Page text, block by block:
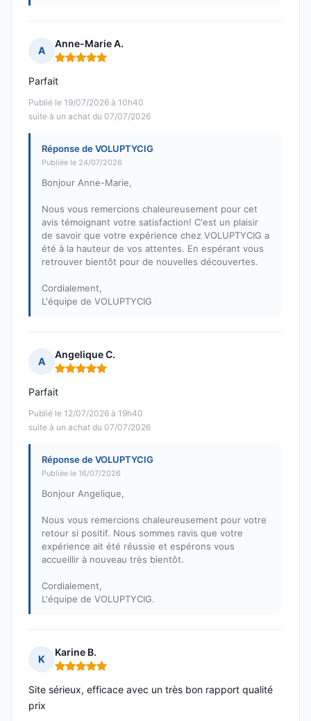
A
Anne-Marie A.
Note : 5 sur 5
Publié le 19/07/2026 à 10h40
suite à un achat du 07/07/2026
Parfait
Réponse de VOLUPTYCIG
Publiée le 24/07/2026
Bonjour Anne-Marie,
Nous vous remercions chaleureusement pour cet
avis témoignant votre satisfaction! C'est un plaisir
de savoir que votre expérience chez VOLUPTYCIG a
été à la hauteur de vos attentes. En espérant vous
retrouver bientôt pour de nouvelles découvertes.
Cordialement,
L'équipe de VOLUPTYCIG
A
Angelique C.
Note : 5 sur 5
Publié le 12/07/2026 à 19h40
suite à un achat du 07/07/2026
Parfait
Réponse de VOLUPTYCIG
Publiée le 16/07/2026
Bonjour Angelique,
Nous vous remercions chaleureusement pour votre
retour si positif. Nous sommes ravis que votre
expérience ait été réussie et espérons vous
accueillir à nouveau très bientôt.
Cordialement,
L'équipe de VOLUPTYCIG.
K
Karine B.
Note : 5 sur 5
Site sérieux, efficace avec un très bon rapport qualité
prix